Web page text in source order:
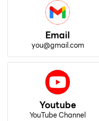
Email
you@gmail.com
Youtube
YouTube Channel